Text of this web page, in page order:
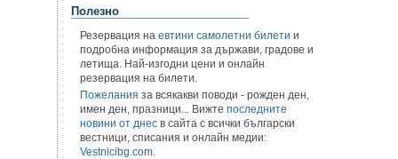
Полезно
Резервация на евтини самолетни билети и
подробна информация за държави, градове и
летища. Най-изгодни цени и онлайн
резервация на билети.
Пожелания за всякакви поводи - рожден ден,
имен ден, празници... Вижте последните
новини от днес в сайта с всички български
вестници, списания и онлайн медии:
Vestnicibg.com.